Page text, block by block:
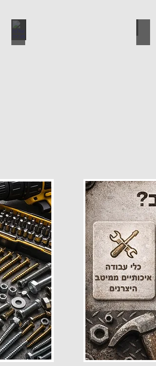
עגלות מכירה